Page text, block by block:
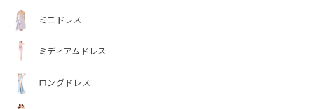
ミニドレス
ミディアムドレス
ロングドレス